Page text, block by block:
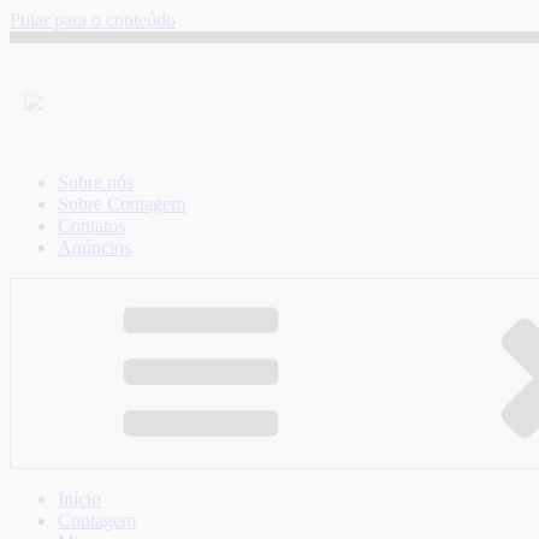
Pular para o conteúdo
Sobre nós
Sobre Contagem
Contatos
Anúncios
Início
Contagem